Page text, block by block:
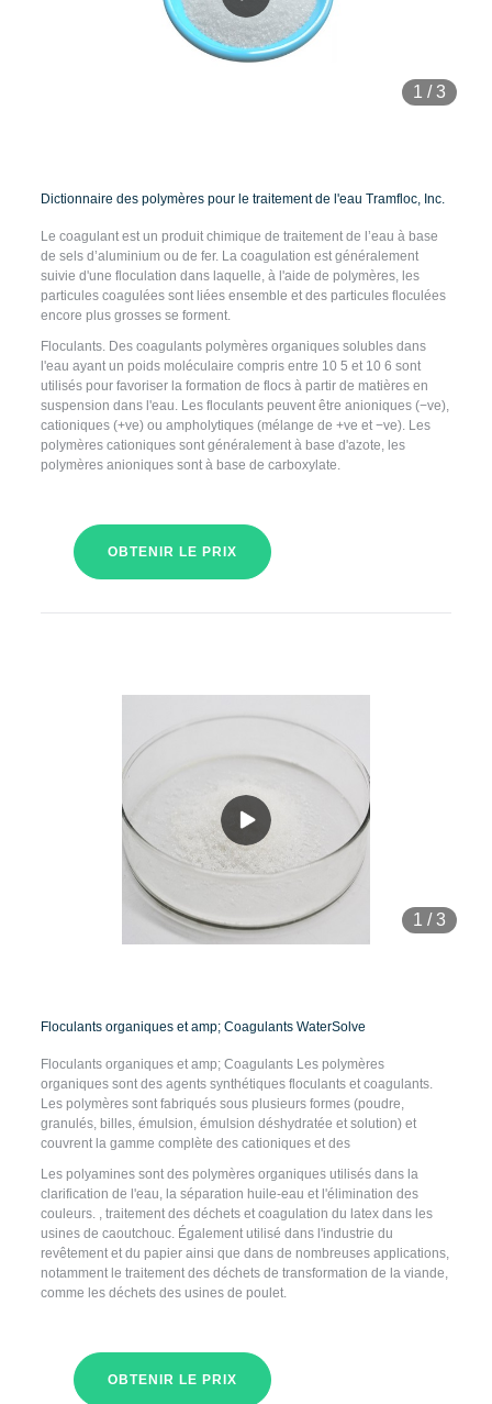
1 /3
Dictionnaire des polymères pour le traitement de l'eau Tramfloc, Inc.
Le coagulant est un produit chimique de traitement de l’eau à base
de sels d’aluminium ou de fer. La coagulation est généralement
suivie d'une floculation dans laquelle, à l'aide de polymères, les
particules coagulées sont liées ensemble et des particules floculées
encore plus grosses se forment.
Floculants. Des coagulants polymères organiques solubles dans
l'eau ayant un poids moléculaire compris entre 10 5 et 10 6 sont
utilisés pour favoriser la formation de flocs à partir de matières en
suspension dans l'eau. Les floculants peuvent être anioniques (−ve),
cationiques (+ve) ou ampholytiques (mélange de +ve et −ve). Les
polymères cationiques sont généralement à base d'azote, les
polymères anioniques sont à base de carboxylate.
OBTENIR LE PRIX
1 /3
Floculants organiques et amp; Coagulants WaterSolve
Floculants organiques et amp; Coagulants Les polymères
organiques sont des agents synthétiques floculants et coagulants.
Les polymères sont fabriqués sous plusieurs formes (poudre,
granulés, billes, émulsion, émulsion déshydratée et solution) et
couvrent la gamme complète des cationiques et des
Les polyamines sont des polymères organiques utilisés dans la
clarification de l'eau, la séparation huile-eau et l'élimination des
couleurs. , traitement des déchets et coagulation du latex dans les
usines de caoutchouc. Également utilisé dans l'industrie du
revêtement et du papier ainsi que dans de nombreuses applications,
notamment le traitement des déchets de transformation de la viande,
comme les déchets des usines de poulet.
OBTENIR LE PRIX